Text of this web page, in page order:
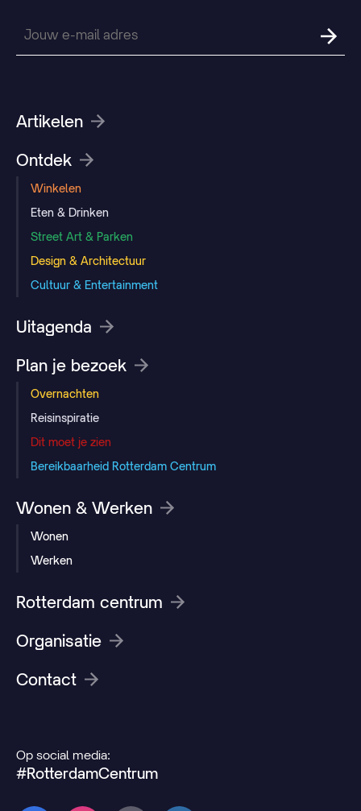
Artikelen
Ontdek
Winkelen
Eten & Drinken
Street Art & Parken
Design & Architectuur
Cultuur & Entertainment
Uitagenda
Plan je bezoek
Overnachten
Reisinspiratie
Dit moet je zien
Bereikbaarheid Rotterdam Centrum
Wonen & Werken
Wonen
Werken
Rotterdam centrum
Organisatie
Contact
Op social media:
#RotterdamCentrum